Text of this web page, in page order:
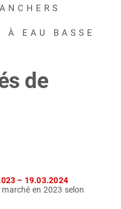
À EAU BASSE
de
– 19.03.2024
en 2023 selon